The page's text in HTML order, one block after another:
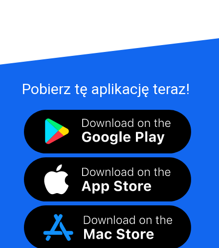
Pobierz tę aplikację teraz!